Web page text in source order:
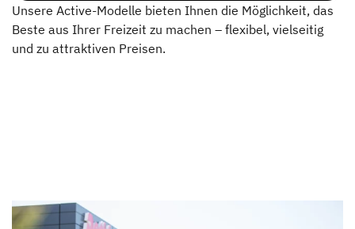
Unsere Active-Modelle bieten Ihnen die Möglichkeit, das
Beste aus Ihrer Freizeit zu machen – flexibel, vielseitig
und zu attraktiven Preisen.